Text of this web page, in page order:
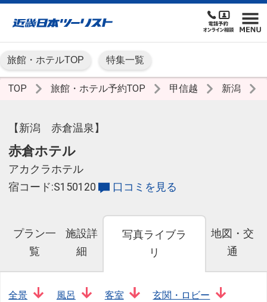
旅館・ホテルTOP 特集一覧
TOP 旅館・ホテル予約TOP 甲信越 新潟
【新潟 赤倉温泉】
赤倉ホテル
アカクラホテル
宿コード:S150120
口コミを見る
プラン一
覧
施設詳
細
写真ライブラ
リ
地図・交
通
全景 風呂 客室
玄関・ロビー